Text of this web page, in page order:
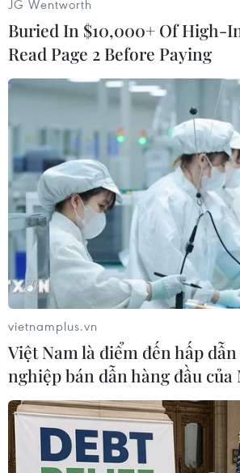
#Hỏa hoạn
#Hỏa hoạn ở Bangladesh
#Cháy chung cư
#Hóa chất
Bangladesh
Theo dõi VietnamPlus
JG Wentworth
Buried In $10,000+ Of High-
Read Page 2 Before Paying
vietnamplus.vn
Việt Nam là điểm đến hấp
nghiệp bán dẫn hàng đầu của